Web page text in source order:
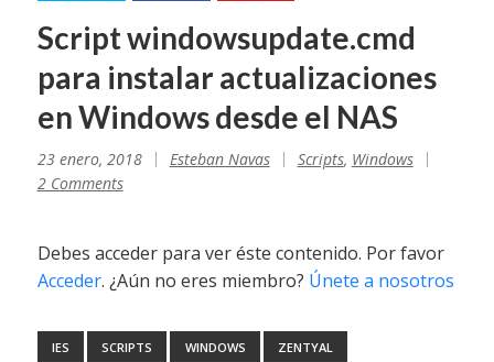
Script windowsupdate.cmd
para instalar actualizaciones
en Windows desde el NAS
23 enero, 2018 Esteban Navas Scripts, Windows
2 Comments
Debes acceder para ver éste contenido. Por favor
Acceder. ¿Aún no eres miembro? Únete a nosotros
IES SCRIPTS WINDOWS ZENTYAL